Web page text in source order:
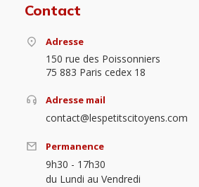
Contact
Adresse
150 rue des Poissonniers
75 883 Paris cedex 18
Adresse mail
contact@lespetitscitoyens.com
Permanence
9h30 - 17h30
du Lundi au Vendredi